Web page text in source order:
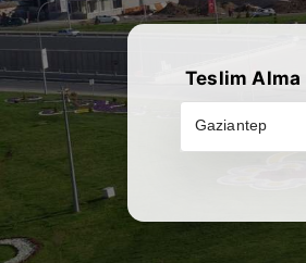
Teslim Alma
Gaziantep